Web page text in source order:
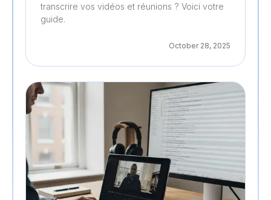
transcrire vos vidéos et réunions ? Voici votre
guide.
October 28, 2025
Gestion